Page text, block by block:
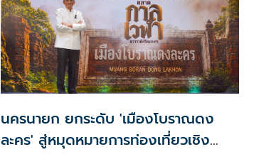
นครนายก ยกระดับ 'เมืองโบราณดง
ละคร' สู่หมุดหมายการท่องเที่ยวเชิง